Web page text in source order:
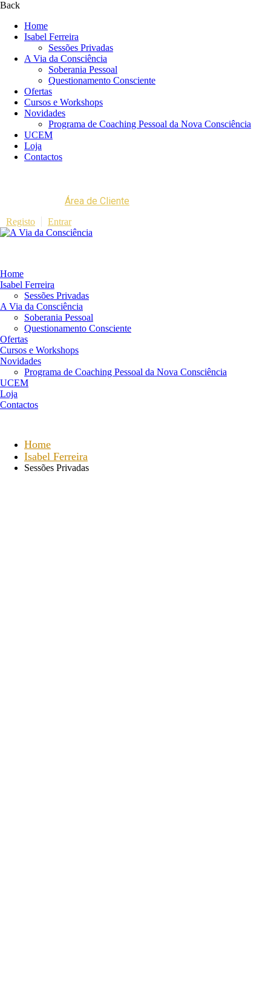
Back
Home
Isabel Ferreira
Sessões Privadas
A Via da Consciência
Soberania Pessoal
Questionamento Consciente
Ofertas
Cursos e Workshops
Novidades
Programa de Coaching Pessoal da Nova Consciência
UCEM
Loja
Contactos
Área de Cliente
Registo Entrar
Home
Isabel Ferreira
Sessões Privadas
A Via da Consciência
Soberania Pessoal
Questionamento Consciente
Ofertas
Cursos e Workshops
Novidades
Programa de Coaching Pessoal da Nova Consciência
UCEM
Loja
Contactos
Home
Isabel Ferreira
Sessões Privadas